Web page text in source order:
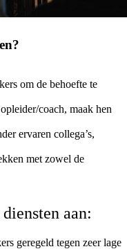
om de behoefte te
coach, maak hen
ervaren collega’s,
met zowel de
aan:
geregeld tegen zeer lage